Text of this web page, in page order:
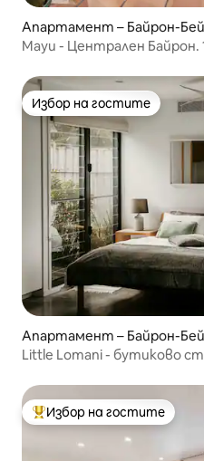
Апартамент – Байрон-Бей
Мауи - Централен Байрон.
Избор на гостите
Избор на гостите
Апартамент – Байрон-Бей
Little Lomani - бутиково
Най-популярен избор на
Избор на гостите